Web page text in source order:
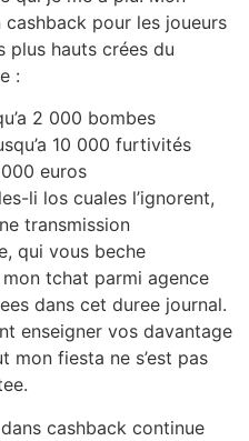
pour les joueurs
plus hauts crées du
:
2 000 bombes
10 000 furtivités
000 euros
li los cuales l’ignorent,
transmission
qui vous beche
tchat parmi agence
dans cet duree journal.
enseigner vos davantage
mon fiesta ne s’est pas
cashback continue